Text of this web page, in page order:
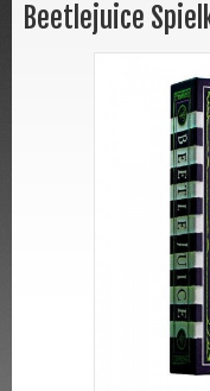
Beetlejuice